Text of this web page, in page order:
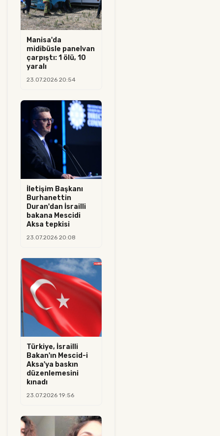
Manisa'da
midibüsle panelvan
çarpıştı: 1 ölü, 10
yaralı
23.07.2026 20:54
İletişim Başkanı
Burhanettin
Duran'dan İsrailli
bakana Mescidi
Aksa tepkisi
23.07.2026 20:08
Türkiye, İsrailli
Bakan'ın Mescid-i
Aksa'ya baskın
düzenlemesini
kınadı
23.07.2026 19:56